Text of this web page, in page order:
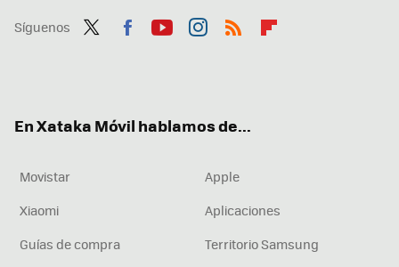
Síguenos
En Xataka Móvil hablamos de...
Movistar
Apple
Xiaomi
Aplicaciones
Guías de compra
Territorio Samsung